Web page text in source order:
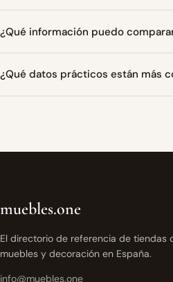
¿Qué información puedo
¿Qué datos prácticos están más
muebles.one
El directorio de referencia de tiendas
muebles y decoración en España.
info@muebles.one